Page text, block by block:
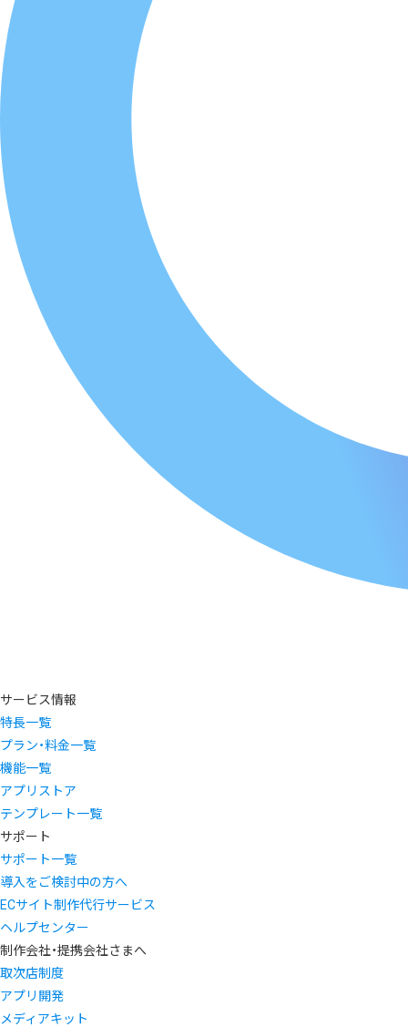
サービス情報
特長一覧
プラン・料金一覧
機能一覧
アプリストア
テンプレート一覧
サポート
サポート一覧
導入をご検討中の方へ
ECサイト制作代行サービス
ヘルプセンター
制作会社・提携会社さまへ
取次店制度
アプリ開発
メディアキット